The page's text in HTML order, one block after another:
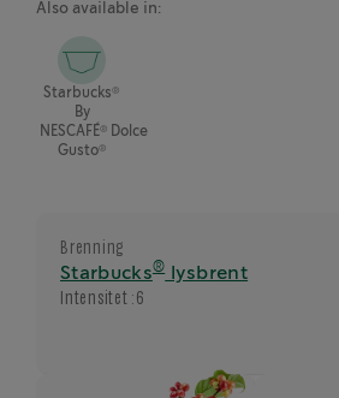
Also available in:
Starbucks®
By
NESCAFÉ®
Dolce
Gusto®
Brenning
Starbucks®lysbrent
Intensitet : 6